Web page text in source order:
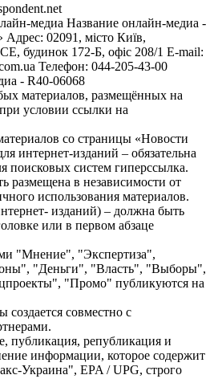
медиа Название онлайн-медиа -
Адрес: 02091, місто Київ,
172-Б, офіс 208/1 E-mail:
Телефон: 044-205-43-00
- R40-06068
материалов, размещённых на
условии ссылки на
со страницы «Новости
интернет-изданий – обязательна
поисковых систем гиперссылка.
размещена в независимости от
использования материалов.
изданий) – должна быть
или в первом абзаце
"Мнение", "Экспертиза",
"Деньги", "Власть", "Выборы",
"Промо" публикуются на
создается совместно с
публикация, републикация и
информации, которое содержит
Украина", EPA / UPG, строго